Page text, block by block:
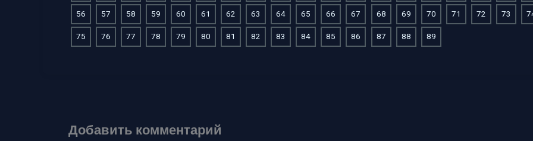
56
57 58 59 60 61 62 63 64 65 66 67 68 69 70 71 72 73
75
76 77 78 79 80 81 82 83 84 85 86 87 88 89
Добавить комментарий